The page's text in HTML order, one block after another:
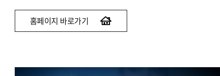
홈페이지 바로가기